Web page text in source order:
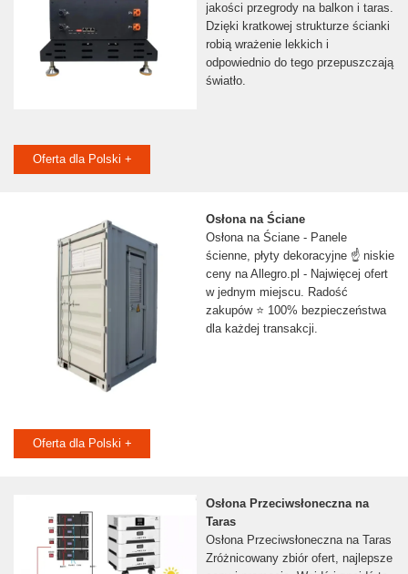
jakości przegrody na balkon i taras.
Dzięki kratkowej strukturze ścianki
robią wrażenie lekkich i
odpowiednio do tego przepuszczają
światło.
Oferta dla Polski +
Osłona na Ściane
Osłona na Ściane - Panele
ścienne, płyty dekoracyjne ☝ niskie
ceny na Allegro.pl - Najwięcej ofert
w jednym miejscu. Radość
zakupów ⭐ 100% bezpieczeństwa
dla każdej transakcji.
Oferta dla Polski +
Osłona Przeciwsłoneczna na
Taras
Osłona Przeciwsłoneczna na Taras
Zróżnicowany zbiór ofert, najlepsze